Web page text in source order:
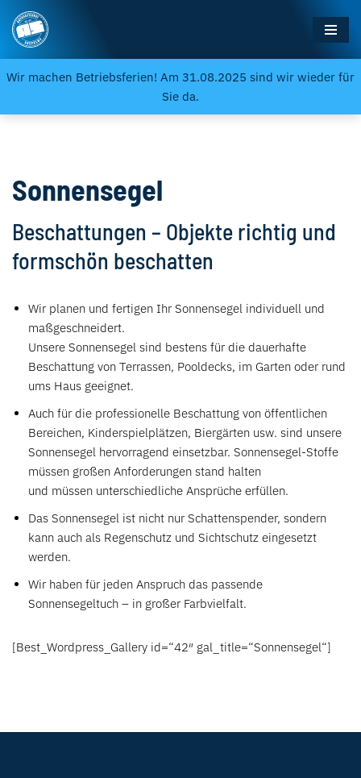
Wir machen Betriebsferien! Am 31.08.2025 sind wir wieder für
Sie da.
Zum
Inhalt
springen
Sonnensegel
Beschattungen – Objekte richtig und
formschön beschatten
Wir planen und fertigen Ihr Sonnensegel individuell und
maßgeschneidert.
Unsere Sonnensegel sind bestens für die dauerhafte
Beschattung von Terrassen, Pooldecks, im Garten oder rund
ums Haus geeignet.
Auch für die professionelle Beschattung von öffentlichen
Bereichen, Kinderspielplätzen, Biergärten usw. sind unsere
Sonnensegel hervorragend einsetzbar. Sonnensegel-Stoffe
müssen großen Anforderungen stand halten
und müssen unterschiedliche Ansprüche erfüllen.
Das Sonnensegel ist nicht nur Schattenspender, sondern
kann auch als Regenschutz und Sichtschutz eingesetzt
werden.
Wir haben für jeden Anspruch das passende
Sonnensegeltuch – in großer Farbvielfalt.
[Best_Wordpress_Gallery id=“42″ gal_title=“Sonnensegel“]